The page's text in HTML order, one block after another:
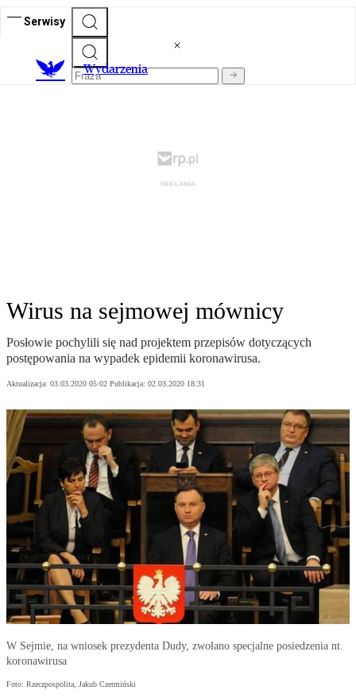
Serwisy
Wydarzenia
Wirus na sejmowej mównicy
Posłowie pochylili się nad projektem przepisów dotyczących
postępowania na wypadek epidemii koronawirusa.
Aktualizacja: 03.03.2020 05:02 Publikacja: 02.03.2020 18:31
W Sejmie, na wniosek prezydenta Dudy, zwołano specjalne posiedzenia nt.
koronawirusa
Foto: Rzeczpospolita, Jakub Czermiński